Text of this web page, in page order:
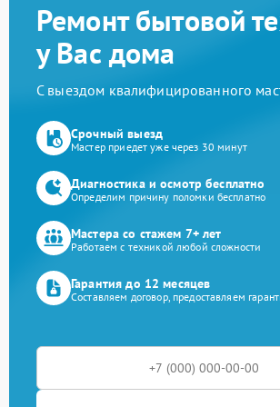
Ремонт бытовой
у Вас дома
С выездом квалифицированного
Срочный выезд
Мастер приедет уже через 30 минут
Диагностика и осмотр бесплатно
Определим причину поломки бесплатно
Мастера со стажем 7+ лет
Работаем с техникой любой сложности
Гарантия до 12 месяцев
Составляем договор, предоставляем